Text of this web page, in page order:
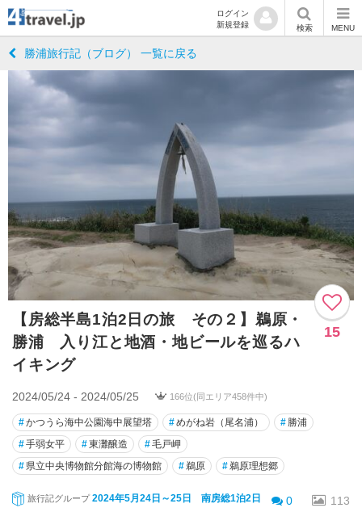
ログイン
新規登録
検索 MENU
勝浦旅行記（ブログ） 一覧に戻る
【房総半島1泊2日の旅 その２】鵜原・
勝浦 入り江と地酒・地ビールを巡るハ
イキング
15
2024/05/24 - 2024/05/25 166位(同エリア458件中)
#かつうら海中公園海中展望塔 #めがね岩（尾名浦） # 勝浦
#手弱女平 #東灘醸造 #毛戸岬
# 県立中央博物館分館海の博物館 #鵜原 #鵜原理想郷
旅行記グループ 2024年5月24日～25日 南房総1泊2日 0 113